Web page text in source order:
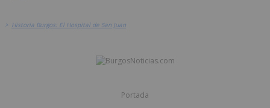
> Historia Burgos: El Hospital de San Juan
Portada